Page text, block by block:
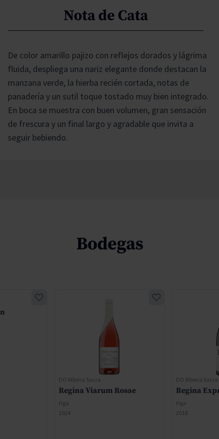
Nota de Cata
De color amarillo pajizo con reflejos dorados y lágrima
fluida, despliega una nariz elegante donde destacan la
manzana verde, la hierba recién cortada, notas de
panadería y un sutil toque tostado muy bien integrado.
En boca se muestra con buen volumen, gran sensación
de frescura y un final largo y agradable que invita a
seguir bebiendo.
Bodegas
DO Ribeira Sacra
Regina Viarum Rosae
Hga
2024
DO Ribeira Sacra
Regina
Hga
2018